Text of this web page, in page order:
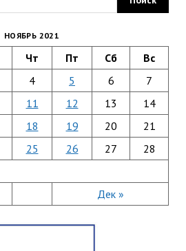
НОЯБРЬ 2021
Чт Пт Сб Вс
Дек »
4 5 6
7
11 12 13
14
18 19 20
21
25 26 27
28